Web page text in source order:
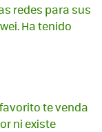
redes para sus
Ha tenido
te venda
ni existe